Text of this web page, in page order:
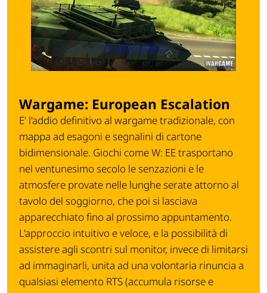
Wargame: European Escalation
E' l'addio definitivo al wargame tradizionale, con
mappa ad esagoni e segnalini di cartone
bidimensionale. Giochi come W: EE trasportano
nel ventunesimo secolo le senzazioni e le
atmosfere provate nelle lunghe serate attorno al
tavolo del soggiorno, che poi si lasciava
apparecchiato fino al prossimo appuntamento.
L'approccio intuitivo e veloce, e la possibilità di
assistere agli scontri sul monitor, invece di limitarsi
ad immaginarli, unita ad una volontaria rinuncia a
qualsiasi elemento RTS (accumula risorse e